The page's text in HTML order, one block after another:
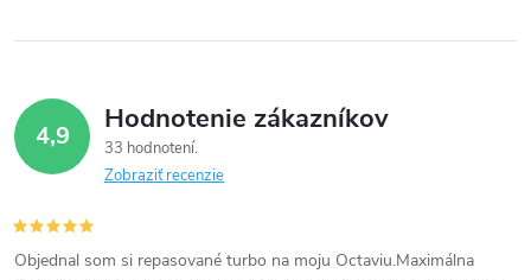
e
p
r
v
k
4,9 Hodnotenie zákazníkov
33 hodnotení
Zobraziť recenzie
Objednal som si repasované turbo na moju Octaviu.Maximálna